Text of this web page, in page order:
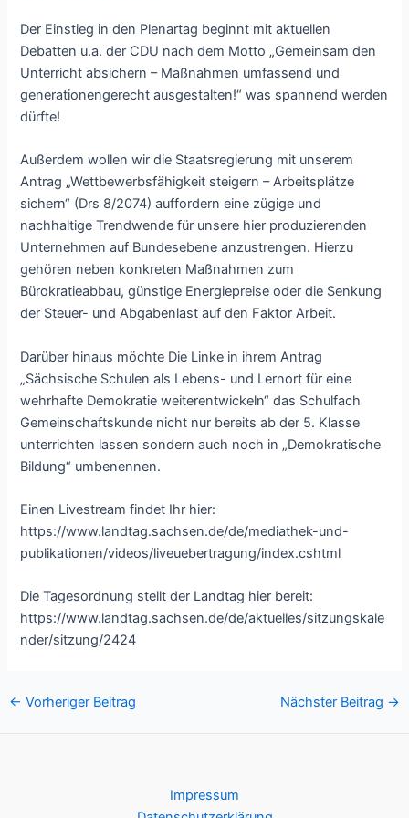
Der Einstieg in den Plenartag beginnt mit aktuellen
Debatten u.a. der CDU nach dem Motto „Gemeinsam den
Unterricht absichern – Maßnahmen umfassend und
generationengerecht ausgestalten!“ was spannend werden
dürfte!
Außerdem wollen wir die Staatsregierung mit unserem
Antrag „Wettbewerbsfähigkeit steigern – Arbeitsplätze
sichern“ (Drs 8/2074) auffordern eine zügige und
nachhaltige Trendwende für unsere hier produzierenden
Unternehmen auf Bundesebene anzustrengen. Hierzu
gehören neben konkreten Maßnahmen zum
Bürokratieabbau, günstige Energiepreise oder die Senkung
der Steuer- und Abgabenlast auf den Faktor Arbeit.
Darüber hinaus möchte Die Linke in ihrem Antrag
„Sächsische Schulen als Lebens- und Lernort für eine
wehrhafte Demokratie weiterentwickeln“ das Schulfach
Gemeinschaftskunde nicht nur bereits ab der 5. Klasse
unterrichten lassen sondern auch noch in „Demokratische
Bildung“ umbenennen.
Einen Livestream findet Ihr hier:
https://www.landtag.sachsen.de/de/mediathek-und-
publikationen/videos/liveuebertragung/index.cshtml
Die Tagesordnung stellt der Landtag hier bereit:
https://www.landtag.sachsen.de/de/aktuelles/sitzungskale
nder/sitzung/2424
Post
← Vorheriger Beitrag Nächster Beitrag →
Impressum